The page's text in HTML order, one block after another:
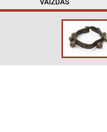
VAIZDAS
CC BY-NC-SA